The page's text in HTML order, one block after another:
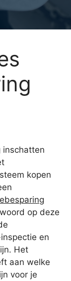
inschatten
kopen
op deze
en
Het
aan welke
voor je